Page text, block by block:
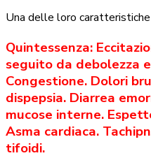
Una delle loro
Quintessenza:
seguito da debolezza
Congestione. Dolori
dispepsia. Diarrea
mucose interne.
Asma cardiaca.
tifoidi.